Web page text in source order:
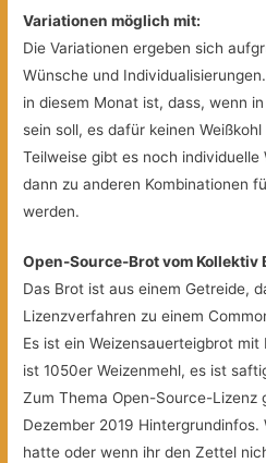
Variationen möglich mit:
Die Variationen ergeben sich
Wünsche und
in diesem Monat ist, dass, wenn
sein soll, es dafür keinen
Teilweise gibt es noch
dann zu anderen Kombinationen
werden.
Open-Source-Brot vom Kollektiv
Das Brot ist aus einem Getreide,
Lizenzverfahren zu einem
Es ist ein Weizensauerteigbrot
ist 1050er Weizenmehl, es ist
Zum Thema Open-Source-Lizenz
Dezember 2019 Hintergrundinfos.
hatte oder wenn ihr den Zettel